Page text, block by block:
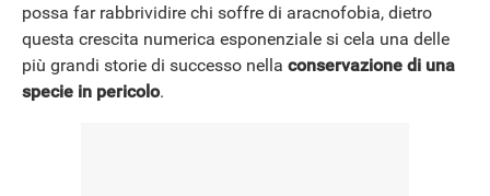
possa far rabbrividire chi soffre di aracnofobia, dietro
questa crescita numerica esponenziale si cela una delle
più grandi storie di successo nella conservazione di una
specie in pericolo.